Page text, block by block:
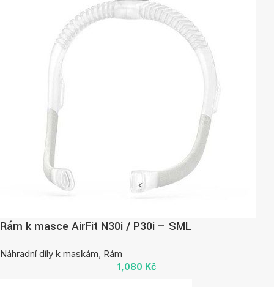
Rám k masce AirFit N30i / P30i – SML
Náhradní díly k maskám, Rám
1,080 Kč